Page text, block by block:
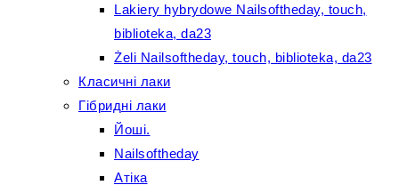
Lakiery hybrydowe Nailsoftheday, touch,
biblioteka, da23
Żeli Nailsoftheday, touch, biblioteka, da23
Класичні лаки
Гібридні лаки
Йоші.
Nailsoftheday
Атіка